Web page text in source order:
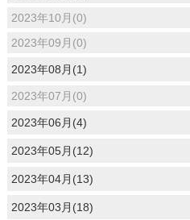
2023年10月(0)
2023年09月(0)
2023年08月(1)
2023年07月(0)
2023年06月(4)
2023年05月(12)
2023年04月(13)
2023年03月(18)